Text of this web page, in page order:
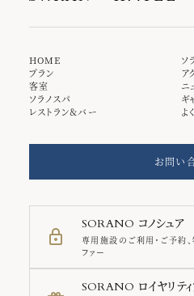
HOME
プラン
客室
ソラノスパ
レストラン＆バー
ソ
ア
ニ
ギ
よ
お問い
SORANO コノシュア
専用施設のご利用・ご予約
ファー
SORANO ロイヤリテ